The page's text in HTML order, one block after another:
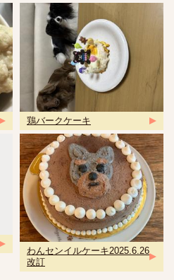
鶏バークケーキ
わんセンイルケーキ2025.6.26
改訂